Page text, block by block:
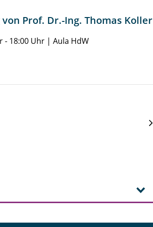
Prof. Dr.-Ing. Thomas Koller
- 18:00 Uhr | Aula HdW